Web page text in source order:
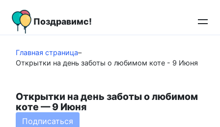
контенту
Поздравимс!
Главная страница–
Открытки на день заботы о любимом коте - 9 Июня
Открытки на день заботы о любимом
коте — 9 Июня
Подписаться